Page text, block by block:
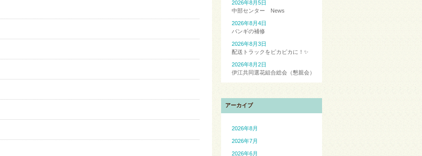
2026年8月5日
中部センター News
2026年8月4日
バンギの補修
2026年8月3日
配送トラックをピカピカに！✨
2026年8月2日
伊江共同選花組合総会（懇親会）
アーカイブ
2026年8月
2026年7月
2026年6月